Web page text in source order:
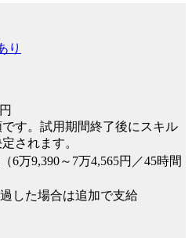
り
す。試用期間終了後にスキル
されます。
6万9,390～7万4,565円／45時間
した場合は追加で支給